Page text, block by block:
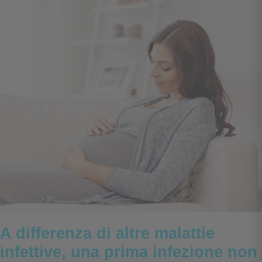
A differenza di altre malattie
infettive, una prima infezione non